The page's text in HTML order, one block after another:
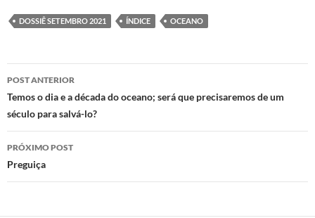
to
d
o
n
e
b
o
o
k
at
s
A
p
nt
DOSSIÊ SETEMBRO 2021 ÍNDICE OCEANO
Navegação
de
posts
POST ANTERIOR
Temos o dia e a década do oceano; será que precisaremos de um
século para salvá-lo?
PRÓXIMO POST
Preguiça